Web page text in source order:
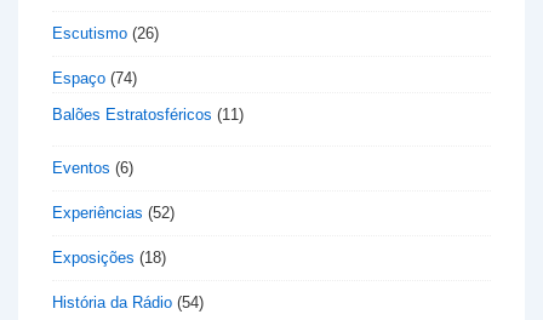
Escutismo (26)
Espaço (74)
Balões Estratosféricos (11)
Eventos (6)
Experiências (52)
Exposições (18)
História da Rádio (54)